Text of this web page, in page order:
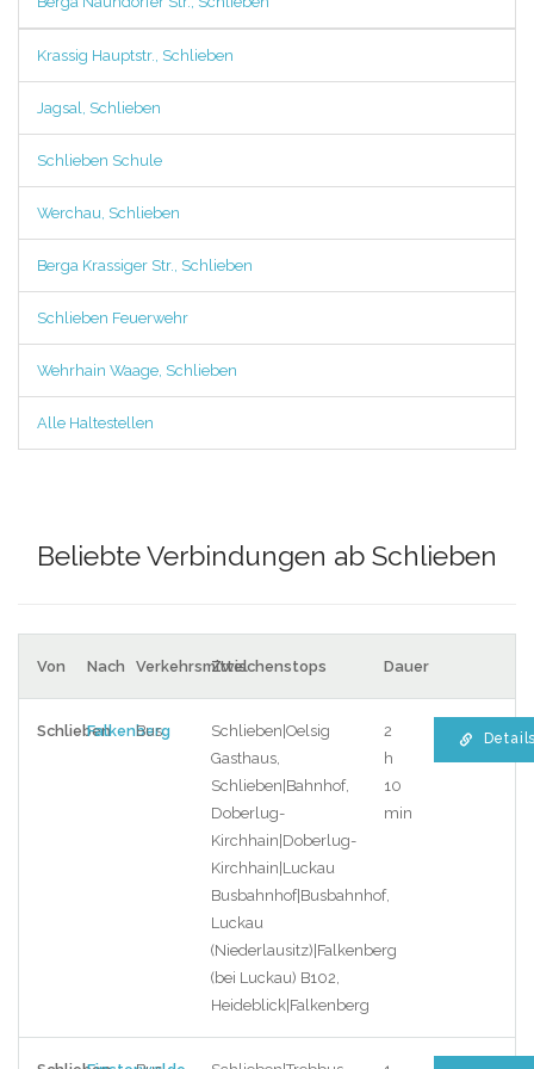
Krassig Hauptstr., Schlieben
Jagsal, Schlieben
Schlieben Schule
Werchau, Schlieben
Berga Krassiger Str., Schlieben
Schlieben Feuerwehr
Wehrhain Waage, Schlieben
Alle Haltestellen
Beliebte Verbindungen ab Schlieben
Von Nach VerkehrsmittelZwischenstops Dauer
SchliebenFalkenberg
Bus
Schlieben|Oelsig
Gasthaus,
Schlieben|Bahnhof,
Doberlug-
Kirchhain|Doberlug-
Kirchhain|Luckau
Busbahnhof|Busbahnhof,
Luckau
(Niederlausitz)|Falkenberg
(bei Luckau) B102,
Heideblick|Falkenberg
2
h
10
min